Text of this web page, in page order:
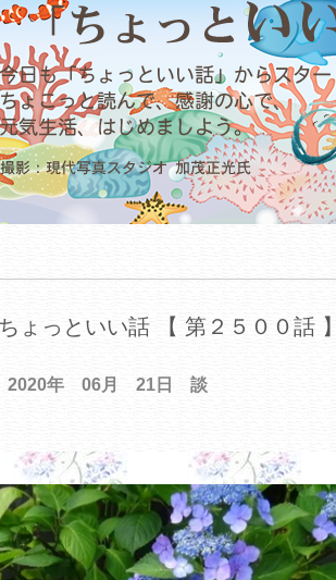
ょっといい話 【 第２５００話 】
2020年 06月 21日 談